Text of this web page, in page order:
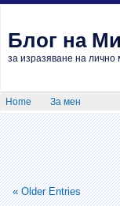
Блог на
за изразяване на лично
Home За мен
« Older Entries